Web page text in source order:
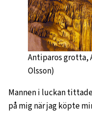
Antiparos grotta,
Olsson)
Mannen i luckan
på mig när jag köpte